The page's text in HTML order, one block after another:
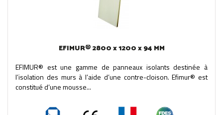
EFIMUR® 2800 x 1200 x 94 MM
EFIMUR® est une gamme de panneaux isolants destinée à
l’isolation des murs à l’aide d’une contre-cloison. Efimur® est
constitué d’une mousse...